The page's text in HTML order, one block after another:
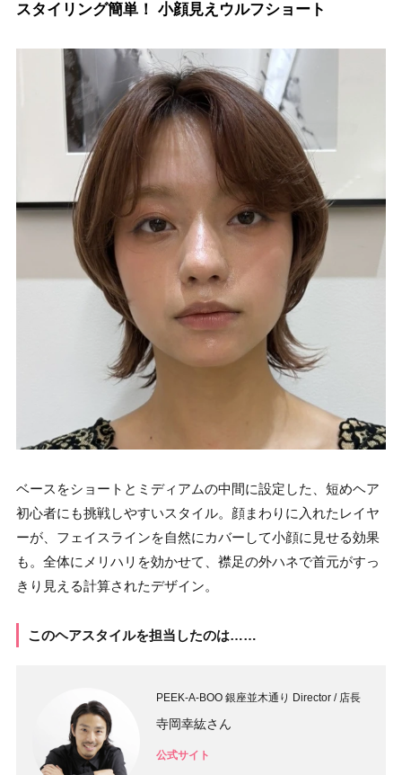
スタイリング簡単！ 小顔見えウルフショート
ベースをショートとミディアムの中間に設定した、短めヘア
初心者にも挑戦しやすいスタイル。顔まわりに入れたレイヤ
ーが、フェイスラインを自然にカバーして小顔に見せる効果
も。全体にメリハリを効かせて、襟足の外ハネで首元がすっ
きり見える計算されたデザイン。
このヘアスタイルを担当したのは……
PEEK-A-BOO 銀座並木通り Director / 店長
寺岡幸紘さん
公式サイト